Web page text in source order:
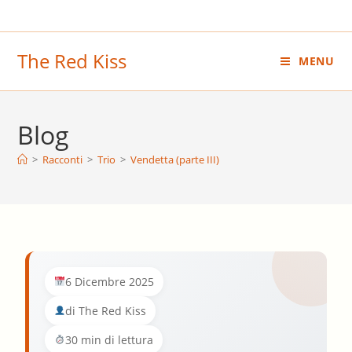
al
The Red Kiss MENU
Blog
> Racconti > Trio > Vendetta (parte III)
6 Dicembre 2025
di The Red Kiss
30 min di lettura